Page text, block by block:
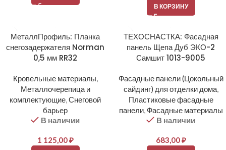
В КОРЗИНУ
МеталлПрофиль: Планка
снегозадержателя Norman
0,5 мм RR32
Кровельные материалы,
Металлочерепица и
комплектующие,Снеговой
барьер
В наличии
1 125,00₽
ТЕХОСНАСТКА: Фасадная
панель Щепа Дуб ЭКО-2
Самшит 1013-9005
Фасадные панели (Цокольный
сайдинг) для отделки дома,
Пластиковые фасадные
панели, Фасадные материалы
В наличии
683,00₽